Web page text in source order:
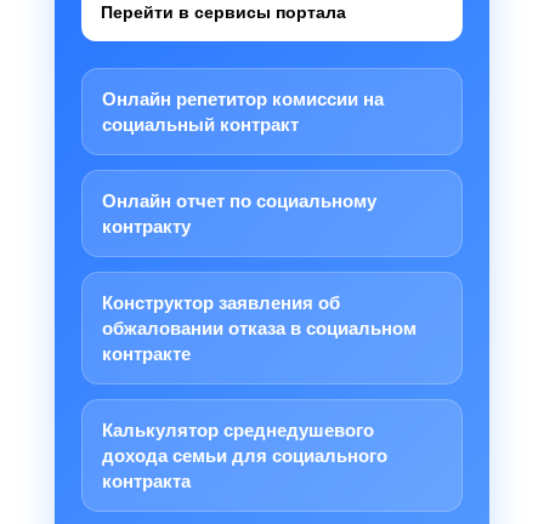
Перейти в сервисы портала
Онлайн репетитор комиссии на
социальный контракт
Онлайн отчет по социальному
контракту
Конструктор заявления об
обжаловании отказа в социальном
контракте
Калькулятор среднедушевого
дохода семьи для социального
контракта